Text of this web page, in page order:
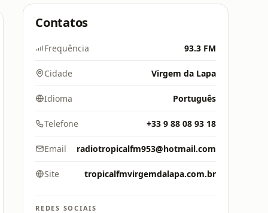
Contatos
Frequência 93.3 FM
Cidade Virgem da Lapa
Idioma Português
Telefone +33 9 88 08 93 18
Email radiotropicalfm953@hotmail.com
Site tropicalfmvirgemdalapa.com.br
REDES SOCIAIS